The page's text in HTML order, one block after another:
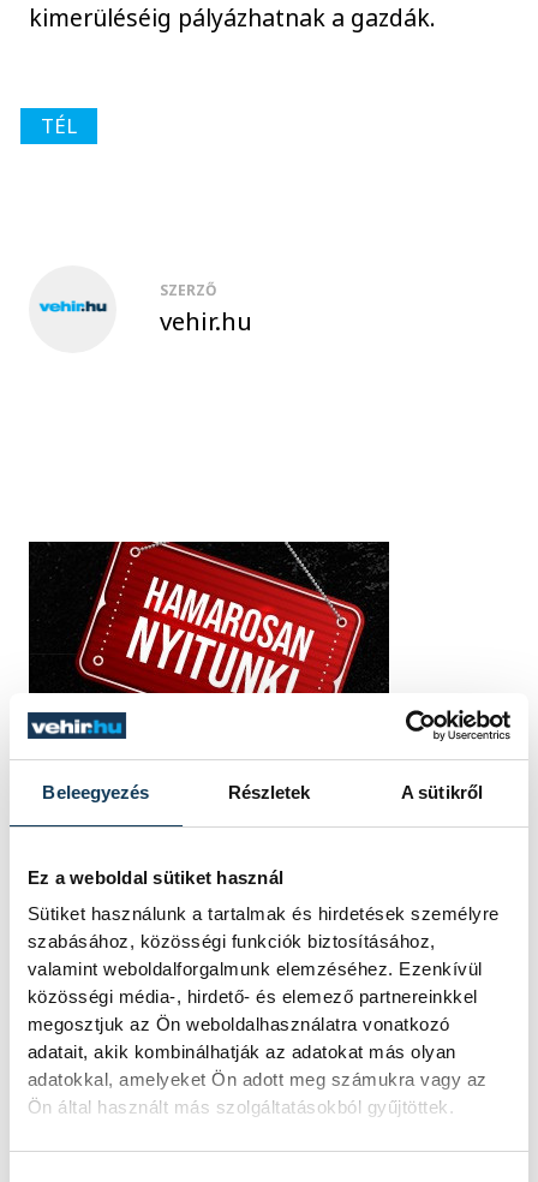
Beleegyezés Részletek A sütikről
Ez a weboldal sütiket használ
Sütiket használunk a tartalmak és hirdetések személyre
szabásához, közösségi funkciók biztosításához,
valamint weboldalforgalmunk elemzéséhez. Ezenkívül
közösségi média-, hirdető- és elemező partnereinkkel
megosztjuk az Ön weboldalhasználatra vonatkozó
adatait, akik kombinálhatják az adatokat más olyan
adatokkal, amelyeket Ön adott meg számukra vagy az
Ön által használt más szolgáltatásokból gyűjtöttek.
kimerüléséig pályázhatnak a gazdák.
TÉL
SZERZŐ
vehir.hu